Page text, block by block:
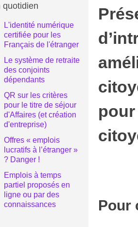
quotidien
L'identité numérique
certifiée pour les
Français de l'étranger
Le système de retraite
des conjoints
dépendants
QR sur les critères
pour le titre de séjour
d'Affaires (et création
d'entreprise)
Offres « emplois
lucratifs à l’étranger »
? Danger !
Emplois à temps
partiel proposés en
ligne ou par des
connaissances
Pour